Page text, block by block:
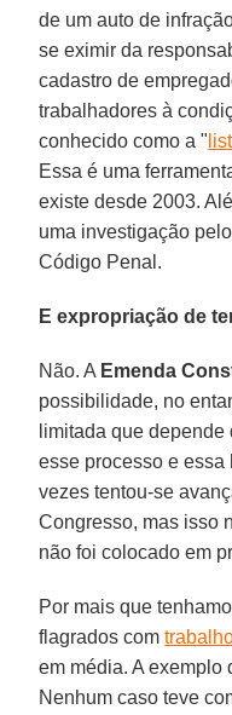
de um auto de
se eximir da
cadastro de
trabalhadores à
conhecido como a "
Essa é uma
existe desde 2003.
uma investigação
Código Penal.
E expropriação de
Não. A Emenda
possibilidade, no
limitada que
esse processo e
vezes tentou-se
Congresso, mas isso
não foi colocado em
Por mais que
flagrados com
em média. A exemplo
Nenhum caso teve